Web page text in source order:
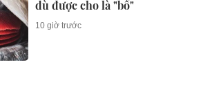
dù được cho là "bổ"
10 giờ trước